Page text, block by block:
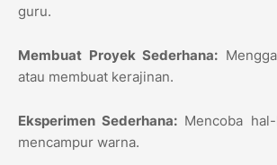
guru.
Membuat Proyek Sederhana:
atau membuat kerajinan.
Eksperimen Sederhana: Mencoba
mencampur warna.